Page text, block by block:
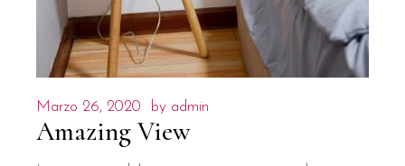
Marzo 26, 2020 by admin
Amazing View